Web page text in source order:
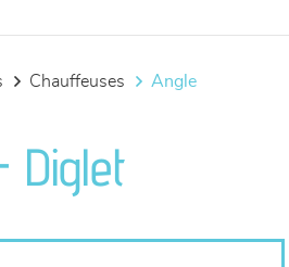
chauffeuses angle
Diglet